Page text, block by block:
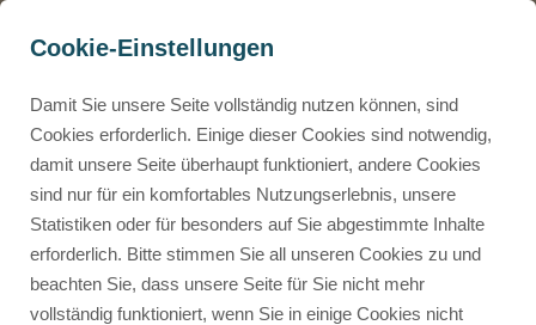
Neuste Beiträge
Human Design
Mammalian Design
0€ Mammalian Design Masterclass
0€ Tierchart Rechner
Kostenlose Tierchart erstellen
Cookie-Einstellungen
Damit Sie unsere Seite vollständig nutzen können, sind
Cookies erforderlich. Einige dieser Cookies sind notwendig,
damit unsere Seite überhaupt funktioniert, andere Cookies
sind nur für ein komfortables Nutzungserlebnis, unsere
Statistiken oder für besonders auf Sie abgestimmte Inhalte
erforderlich. Bitte stimmen Sie all unseren Cookies zu und
beachten Sie, dass unsere Seite für Sie nicht mehr
vollständig funktioniert, wenn Sie in einige Cookies nicht